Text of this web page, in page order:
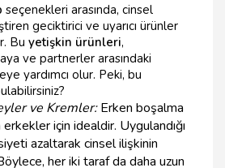
seçenekleri arasında, cinsel
geciktirici ve uyarıcı ürünler
Bu yetişkin ürünleri,
ve partnerler arasındaki
yardımcı olur. Peki, bu
ve Kremler:Erken boşalma
için idealdir. Uygulandığı
azaltarak cinsel ilişkinin
her iki taraf da daha uzun